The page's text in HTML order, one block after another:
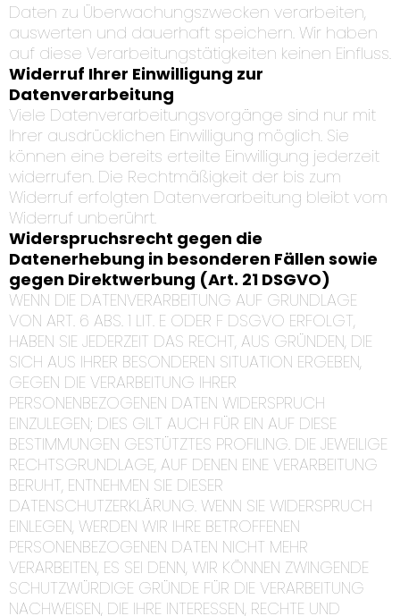
Daten zu Überwachungszwecken verarbeiten,
auswerten und dauerhaft speichern. Wir haben
auf diese Verarbeitungstätigkeiten keinen Einfluss.
Widerruf Ihrer Einwilligung zur
Datenverarbeitung
Viele Datenverarbeitungsvorgänge sind nur mit
Ihrer ausdrücklichen Einwilligung möglich. Sie
können eine bereits erteilte Einwilligung jederzeit
widerrufen. Die Rechtmäßigkeit der bis zum
Widerruf erfolgten Datenverarbeitung bleibt vom
Widerruf unberührt.
Widerspruchsrecht gegen die
Datenerhebung in besonderen Fällen sowie
gegen Direktwerbung (Art. 21 DSGVO)
WENN DIE DATENVERARBEITUNG AUF GRUNDLAGE
VON ART. 6 ABS. 1 LIT. E ODER F DSGVO ERFOLGT,
HABEN SIE JEDERZEIT DAS RECHT, AUS GRÜNDEN, DIE
SICH AUS IHRER BESONDEREN SITUATION ERGEBEN,
GEGEN DIE VERARBEITUNG IHRER
PERSONENBEZOGENEN DATEN WIDERSPRUCH
EINZULEGEN; DIES GILT AUCH FÜR EIN AUF DIESE
BESTIMMUNGEN GESTÜTZTES PROFILING. DIE JEWEILIGE
RECHTSGRUNDLAGE, AUF DENEN EINE VERARBEITUNG
BERUHT, ENTNEHMEN SIE DIESER
DATENSCHUTZERKLÄRUNG. WENN SIE WIDERSPRUCH
EINLEGEN, WERDEN WIR IHRE BETROFFENEN
PERSONENBEZOGENEN DATEN NICHT MEHR
VERARBEITEN, ES SEI DENN, WIR KÖNNEN ZWINGENDE
SCHUTZWÜRDIGE GRÜNDE FÜR DIE VERARBEITUNG
NACHWEISEN, DIE IHRE INTERESSEN, RECHTE UND